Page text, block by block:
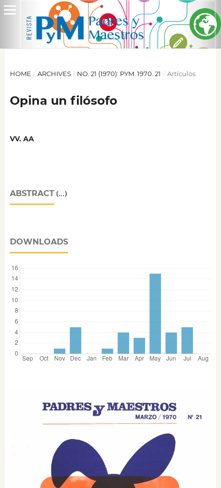
HOME / ARCHIVES / NO. 21 (1970): PYM. 1970. 21 / Artículos
Opina un filósofo
VV. AA
ABSTRACT(...)
DOWNLOADS